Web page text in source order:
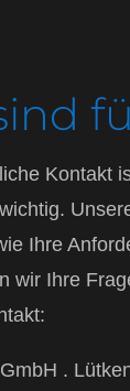
Kontakt
Ihre
wir Ihre
.